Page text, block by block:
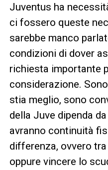
Juventus ha
ci fossero queste
sarebbe manco
condizioni di dover
richiesta importante
considerazione.
stia meglio, sono
della Juve dipenda
avranno continuità
differenza, ovvero tra
oppure vincere lo